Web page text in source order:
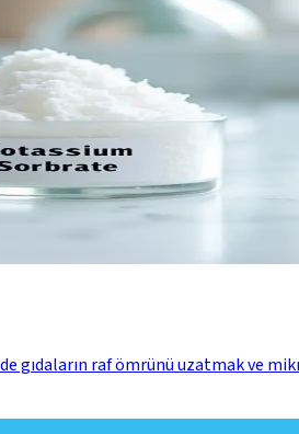
gıdaların raf ömrünü uzatmak ve